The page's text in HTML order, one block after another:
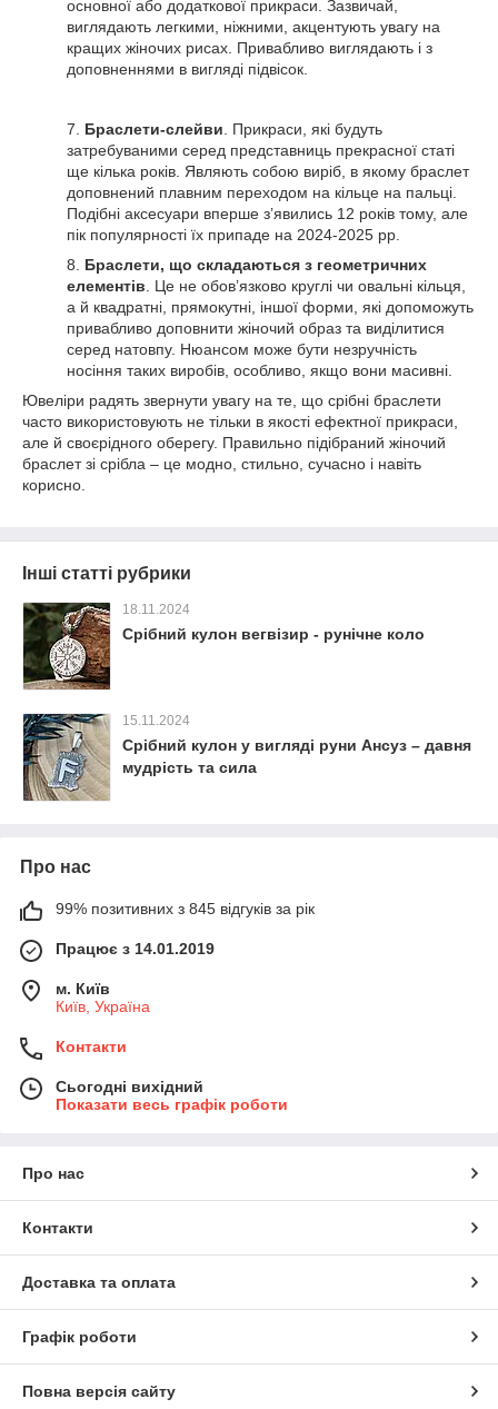
основної або додаткової прикраси. Зазвичай,
виглядають легкими, ніжними, акцентують увагу на
кращих жіночих рисах. Привабливо виглядають і з
доповненнями в вигляді підвісок.
7. Браслети-слейви. Прикраси, які будуть
затребуваними серед представниць прекрасної статі
ще кілька років. Являють собою виріб, в якому браслет
доповнений плавним переходом на кільце на пальці.
Подібні аксесуари вперше з’явились 12 років тому, але
пік популярності їх припаде на 2024-2025 рр.
8. Браслети, що складаються з геометричних
елементів. Це не обов’язково круглі чи овальні кільця,
а й квадратні, прямокутні, іншої форми, які допоможуть
привабливо доповнити жіночий образ та виділитися
серед натовпу. Нюансом може бути незручність
носіння таких виробів, особливо, якщо вони масивні.
Ювеліри радять звернути увагу на те, що срібні браслети
часто використовують не тільки в якості ефектної прикраси,
але й своєрідного оберегу. Правильно підібраний жіночий
браслет зі срібла – це модно, стильно, сучасно і навіть
корисно.
Інші статті рубрики
18.11.2024
Срібний кулон вегвізир - рунічне коло
15.11.2024
Срібний кулон у вигляді руни Ансуз – давня
мудрість та сила
Про нас
99% позитивних з 845 відгуків за рік
Працює з 14.01.2019
м. Київ
Київ, Україна
Контакти
Сьогодні вихідний
Показати весь графік роботи
Про нас
Контакти
Доставка та оплата
Графік роботи
Повна версія сайту